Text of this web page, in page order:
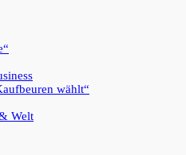
wählt“
Welt